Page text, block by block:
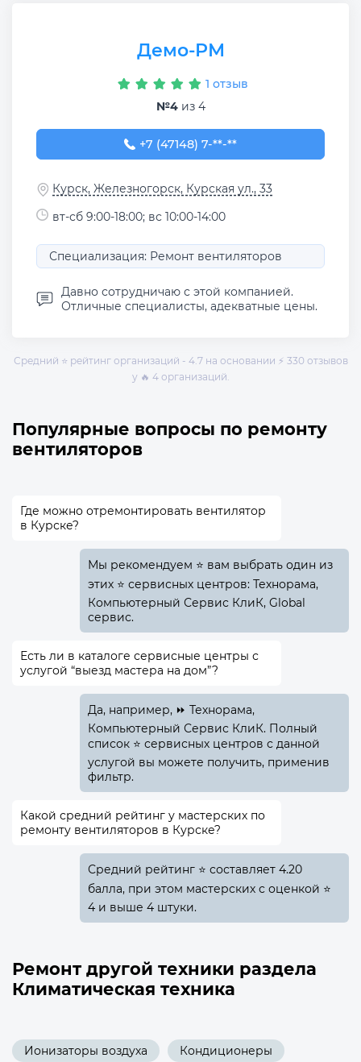
Демо-РМ
1 отзыв
№4из 4
+7 (47148) 7-69-69
+7 (47148) 7-**-**
Курск, Железногорск, Курская ул., 33
вт-сб 9:00-18:00; вс 10:00-14:00
Специализация: Ремонт вентиляторов
Давно сотрудничаю с этой компанией.
Отличные специалисты, адекватные цены.
Средний ⭐ рейтинг организаций - 4.7 на основании ⚡ 330 отзывов
у 🔥 4 организаций.
Популярные вопросы по ремонту
вентиляторов
Где можно отремонтировать вентилятор
в Курске?
Мы рекомендуем ⭐ вам выбрать один из
этих ⭐ сервисных центров: Технорама,
Компьютерный Сервис КлиК, Global
сервис.
Есть ли в каталоге сервисные центры с
услугой “выезд мастера на дом”?
Да, например, ⏩ Технорама,
Компьютерный Сервис КлиК. Полный
список ⭐ сервисных центров с данной
услугой вы можете получить, применив
фильтр.
Какой средний рейтинг у мастерских по
ремонту вентиляторов в Курске?
Средний рейтинг ⭐ составляет 4.20
балла, при этом мастерских с оценкой ⭐
4 и выше 4 штуки.
Ремонт другой техники раздела
Климатическая техника
Ионизаторы воздуха Кондиционеры